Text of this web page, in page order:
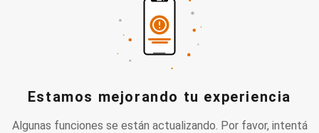
Estamos mejorando tu experiencia
Algunas funciones se están actualizando. Por favor, intentá